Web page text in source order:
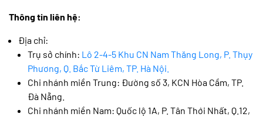
Thông tin liên hệ:
Địa chỉ:
Trụ sở chính: Lô 2-4-5 Khu CN Nam Thăng Long, P. Thụy
Phương, Q. Bắc Từ Liêm, TP. Hà Nội.
Chi nhánh miền Trung: Đường số 3, KCN Hòa Cầm, TP.
Đà Nẵng.
Chi nhánh miền Nam: Quốc lộ 1A, P. Tân Thới Nhất, Q.12,